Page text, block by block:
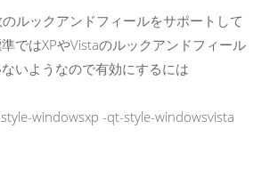
ルックアンドフィールをサポートして
ではXPやVistaのルックアンドフィール
いようなので有効にするには
windowsxp -qt-style-windowsvista